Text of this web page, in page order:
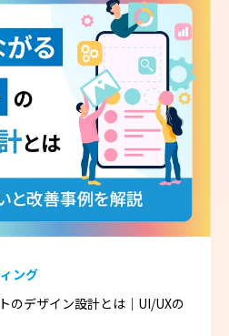
ング
のデザイン設計とは｜UI/UXの